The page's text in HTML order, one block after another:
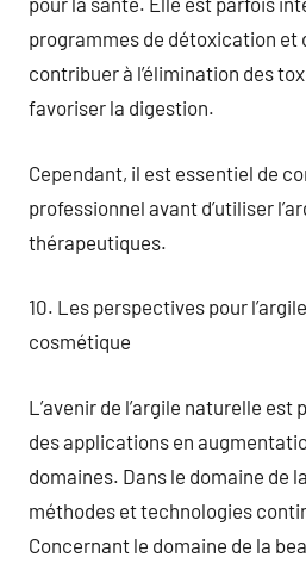
programmes de détoxication et
contribuer à l’élimination des
favoriser la digestion.
Cependant, il est essentiel de
professionnel avant d’utiliser
thérapeutiques.
10. Les perspectives pour
cosmétique
L’avenir de l’argile naturelle
des applications en
domaines. Dans le domaine de
méthodes et technologies
Concernant le domaine de la